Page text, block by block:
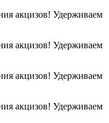
акцизов! Удерживаем
акцизов! Удерживаем
акцизов! Удерживаем
акцизов! Удерживаем